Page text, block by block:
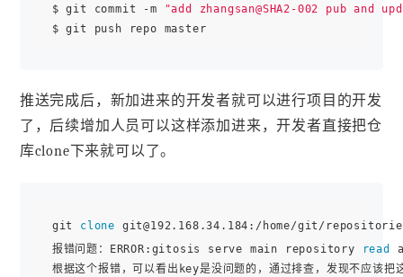
$ git commit -m
"add zhangsan@SHA2-002 pub and
推送完成后，新加进来的开发者就可以进行项目的开发
了，后续增加人员可以这样添加进来，开发者直接把仓
库clone下来就可以了。
git clone git@192.168.34.184:/home/git/
报错问题：ERROR:gitosis serve main repository
read
根据这个报错，可以看出key是没问题的，通过排查，发现